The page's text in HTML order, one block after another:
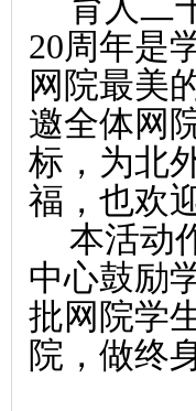
20周年是
网院最美
邀全体网
标，为北
福，也欢
本活动
中心鼓励
批网院学
院，做终